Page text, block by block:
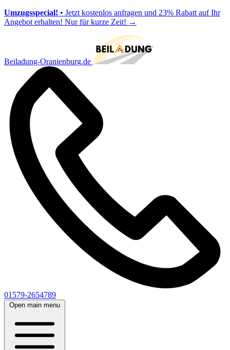
Umzugsspecial! • Jetzt kostenlos anfragen und 23% Rabatt auf Ihr
Angebot erhalten! Nur für kurze Zeit! →
Beiladung-Oranienburg.de
01579-2654789
Open main menu